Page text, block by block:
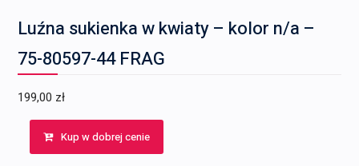
Luźna sukienka w kwiaty – kolor n/a –
75-80597-44 FRAG
199,00 zł
Kup w dobrej cenie